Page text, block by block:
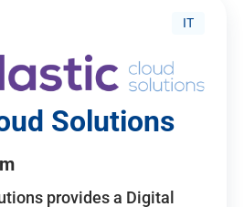
IT
Solutions
provides a Digital